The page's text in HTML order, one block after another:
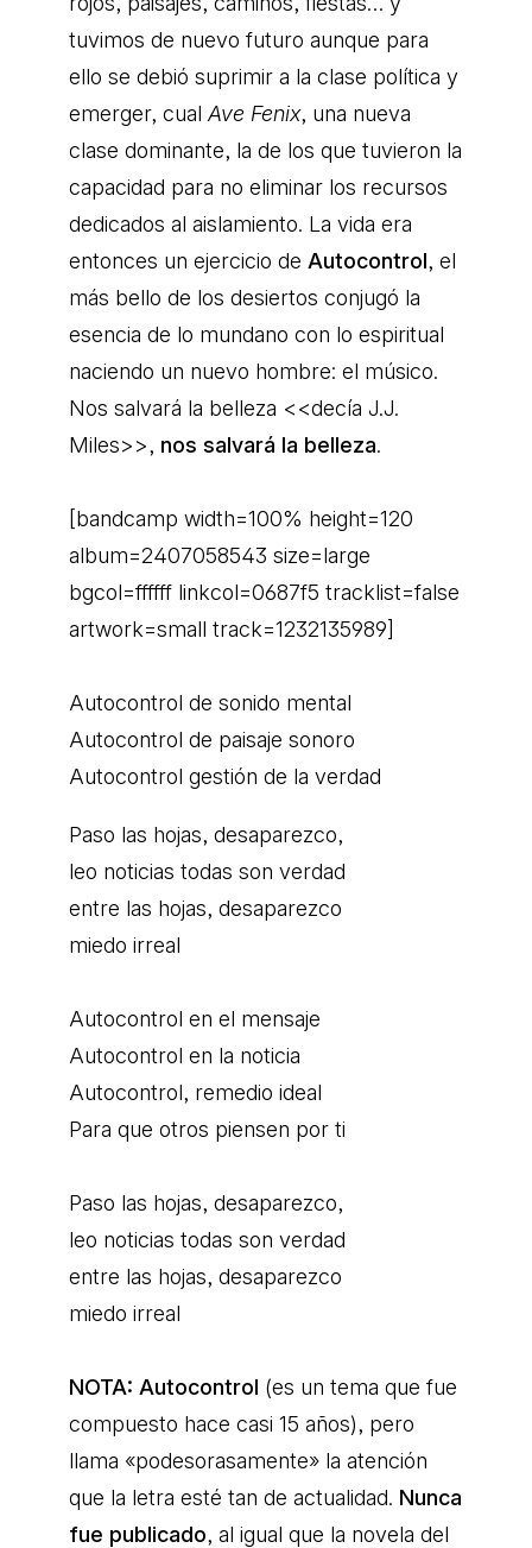
tuvimos de nuevo futuro aunque para
ello se debió suprimir a la clase política y
emerger, cual Ave Fenix, una nueva
clase dominante, la de los que tuvieron la
capacidad para no eliminar los recursos
dedicados al aislamiento. La vida era
entonces un ejercicio de Autocontrol, el
más bello de los desiertos conjugó la
esencia de lo mundano con lo espiritual
naciendo un nuevo hombre: el músico.
Nos salvará la belleza <<decía J.J.
Miles>>, nos salvará la belleza.
[bandcamp width=100% height=120
album=2407058543 size=large
bgcol=ffffff linkcol=0687f5 tracklist=false
artwork=small track=1232135989]
Autocontrol de sonido mental
Autocontrol de paisaje sonoro
Autocontrol gestión de la verdad
Paso las hojas, desaparezco,
leo noticias todas son verdad
entre las hojas, desaparezco
miedo irreal
Autocontrol en el mensaje
Autocontrol en la noticia
Autocontrol, remedio ideal
Para que otros piensen por ti
Paso las hojas, desaparezco,
leo noticias todas son verdad
entre las hojas, desaparezco
miedo irreal
NOTA: Autocontrol (es un tema que fue
compuesto hace casi 15 años), pero
llama «podesorasamente» la atención
que la letra esté tan de actualidad. Nunca
fue publicado, al igual que la novela del